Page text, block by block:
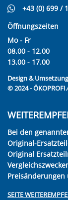
+43 (0) 699 /
Öffnungszeiten
Mo - Fr
08.00 - 12.00
13.00 - 17.00
Design &
© 2024 -
Bei den
Original-
Original
SEITE